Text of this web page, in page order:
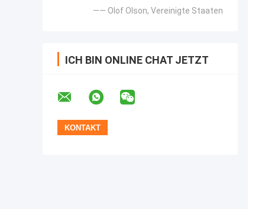
—— Olof Olson, Vereinigte Staaten
ICH BIN ONLINE CHAT JETZT